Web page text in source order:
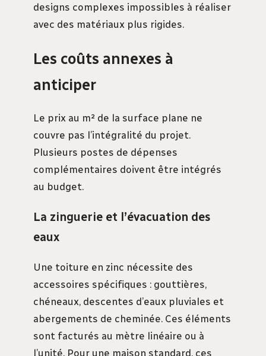
designs complexes impossibles à réaliser
avec des matériaux plus rigides.
Les coûts annexes à
anticiper
Le prix au m² de la surface plane ne
couvre pas l’intégralité du projet.
Plusieurs postes de dépenses
complémentaires doivent être intégrés
au budget.
La zinguerie et l’évacuation des
eaux
Une toiture en zinc nécessite des
accessoires spécifiques : gouttières,
chéneaux, descentes d’eaux pluviales et
abergements de cheminée. Ces éléments
sont facturés au mètre linéaire ou à
l’unité. Pour une maison standard, ces